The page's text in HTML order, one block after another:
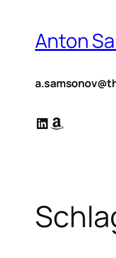
springenAnton
LinkedIn
Amazon